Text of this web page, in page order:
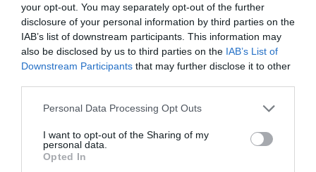
your opt-out. You may separately opt-out of the further
disclosure of your personal information by third parties on the
IAB’s list of downstream participants. This information may
also be disclosed by us to third parties on the IAB’s List of
Downstream Participants that may further disclose it to other
Please note that this website/app uses one or more Google
not limited to your visit or usage behaviour. You may click to
grant or deny consent to Google and its third-party tags to
use your data for below specified purposes in below Google
Personal Data Processing Opt Outs
I want to opt-out of the Sharing of my
personal data.
Opted In